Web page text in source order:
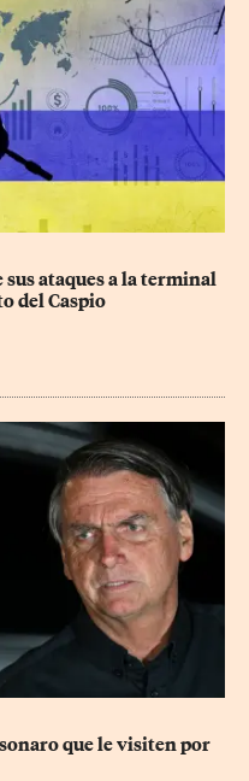
sus ataques a la terminal
del Caspio
que le visiten por